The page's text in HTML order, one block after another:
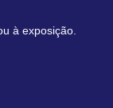
à exposição.